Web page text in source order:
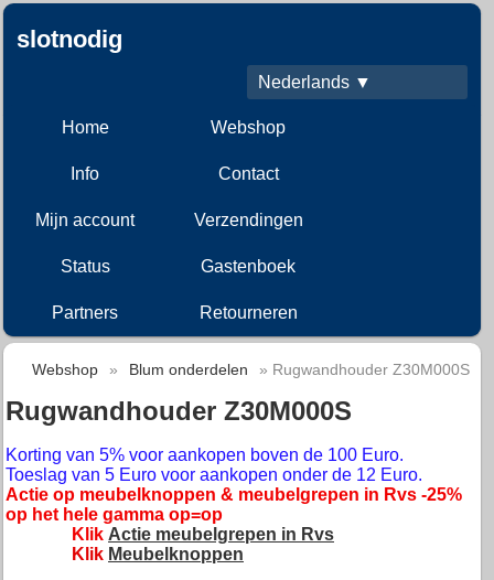
slotnodig
Nederlands ▼
Home Webshop
Info Contact
Mijn account Verzendingen
Status Gastenboek
Partners Retourneren
Webshop » Blum onderdelen » Rugwandhouder Z30M000S
Rugwandhouder Z30M000S
Korting van 5% voor aankopen boven de 100 Euro.
Toeslag van 5 Euro voor aankopen onder de 12 Euro.
Actie op meubelknoppen & meubelgrepen in Rvs -25%
op het hele gamma op=op
Klik Actie meubelgrepen in Rvs
Klik Meubelknoppen